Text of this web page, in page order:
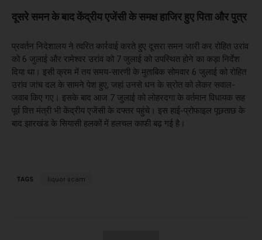
दूसरे समन के बाद केंद्रीय एजेंसी के समक्ष हाजिर हुए पिता और पुत्र
प्रवर्तन निदेशालय ने त्वरित कार्रवाई करते हुए दूसरा समन जारी कर रोहित उरांव
को 6 जुलाई और रामेश्वर उरांव को 7 जुलाई को उपस्थित होने का कड़ा निर्देश
दिया था। इसी क्रम में तय समय-सारणी के मुताबिक सोमवार 6 जुलाई को रोहित
उरांव जांच दल के सामने पेश हुए, जहां उनसे धन के स्रोत को लेकर सवाल-
जवाब किए गए। इसके बाद आज 7 जुलाई को लोहरदगा के वर्तमान विधायक सह
पूर्व वित्त मंत्री भी केंद्रीय एजेंसी के दफ्तर पहुंचे। इस हाई-प्रोफाइल पूछताछ के
बाद झारखंड के सियासी हलकों में हलचल काफी बढ़ गई है।
TAGS liquor scam